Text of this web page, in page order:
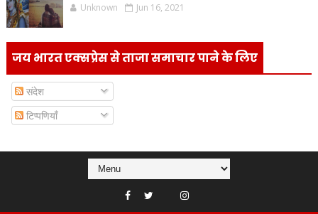
Unknown Jun 16, 2021
जय भारत एक्सप्रेस से ताजा समाचार पाने के लिए
संदेश
टिप्पणियाँ